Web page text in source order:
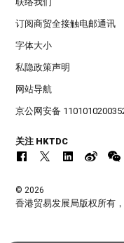
订阅商贸全接触电邮通讯
字体大小
私隐政策声明
网站导航
京公网安备
关注 HKTDC
© 2026
香港贸易发展局版权所有